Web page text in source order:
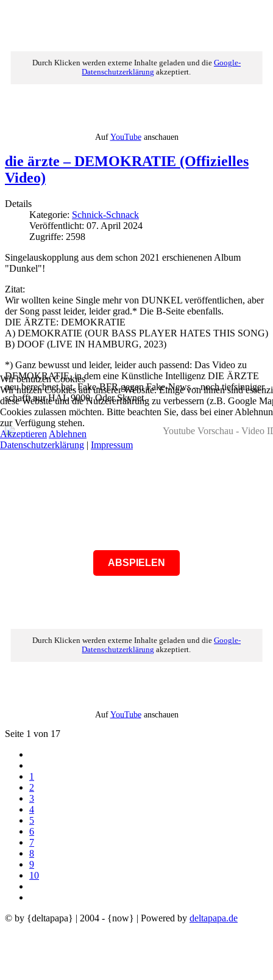
Durch Klicken werden externe Inhalte geladen und die Google-
Datenschutzerklärung akzeptiert.
AufYouTubeanschauen
die ärzte – DEMOKRATIE (Offizielles
Video)
Details
Kategorie: Schnick-Schnack
Veröffentlicht: 07. April 2024
Zugriffe: 2598
Singelauskopplung aus dem schon 2021 erschienenen Album
"Dunkel"!
Zitat:
Wir wollten keine Single mehr von DUNKEL veröffentlichen, aber
der Song passt leider, leider grad.* Die B-Seite ebenfalls.
DIE ÄRZTE: DEMOKRATIE
A) DEMOKRATIE (OUR BASS PLAYER HATES THIS SONG)
B) DOOF (LIVE IN HAMBURG, 2023)
*) Ganz bewusst und leider, leider auch passend: Das Video zu
DEMOKRATIE, in dem eine Künstliche Intelligenz DIE ÄRZTE
neu berechnet hat. Fake-BFR gegen Fake-News – noch tiefsinniger
schafft nur HAL 9000. Oder Skynet.
ABSPIELEN
Durch Klicken werden externe Inhalte geladen und die Google-
Datenschutzerklärung akzeptiert.
AufYouTubeanschauen
Seite 1 von 17
1
2
3
4
5
6
7
8
9
10
© by {deltapapa} | 2004 - {now} | Powered by deltapapa.de
Wir benutzen Cookies
Wir nutzen Cookies auf unserer Website. Einige von ihnen sind
diese Website und die Nutzererfahrung zu verbessern (z.B. Google
Cookies zulassen möchten. Bitte beachten Sie, dass bei einer
zur Verfügung stehen.
Akzeptieren Ablehnen
Datenschutzerklärung | Impressum